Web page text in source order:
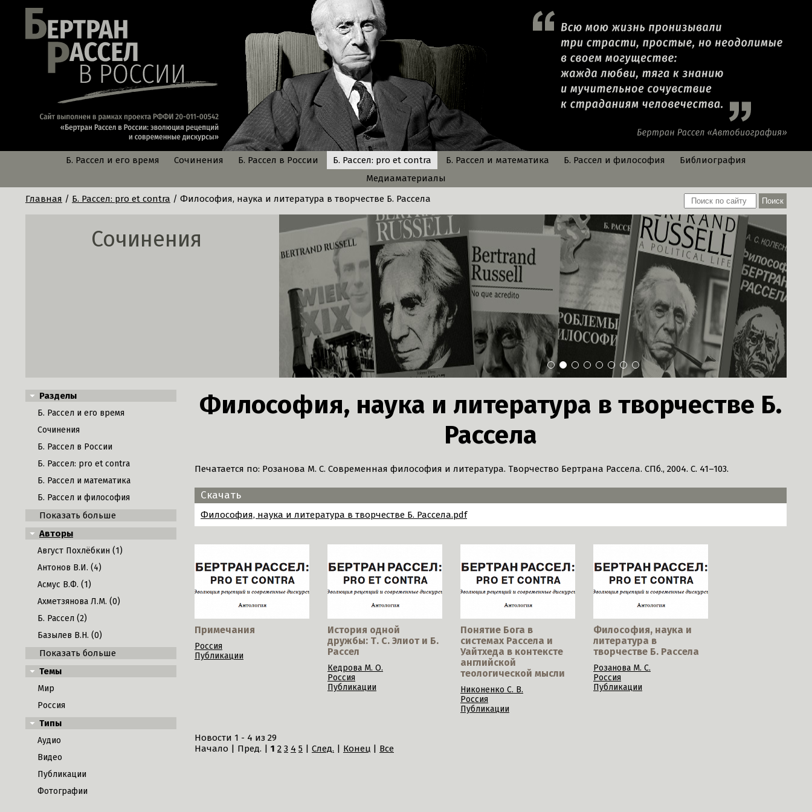
Б. Рассел и его время Сочинения Б. Рассел в России Б. Рассел: pro et contra Б. Рассел и математика Б. Рассел и философия
Библиография
Медиаматериалы
Главная / Б. Рассел: pro et contra / Философия, наука и литература в творчестве Б. Рассела
Сочинения
1 6 7 8
Разделы
Б. Рассел и его время
Сочинения
Б. Рассел в России
Б. Рассел: pro et contra
Б. Рассел и математика
Б. Рассел и философия
Показать больше
Авторы
Август Похлёбкин (1)
Антонов В.И. (4)
Асмус В.Ф. (1)
Ахметзянова Л.М. (0)
Б. Рассел (2)
Базылев В.Н. (0)
Показать больше
Темы
Мир
Россия
Типы
Аудио
Видео
Публикации
Фотографии
Философия, наука и литература в творчестве Б.
Рассела
Печатается по: Розанова М. С. Современная философия и литература. Творчество Бертрана Рассела. СПб., 2004. С. 41–103.
Скачать
Философия, наука и литература в творчестве Б. Рассела.pdf
Примечания
Россия
Публикации
История одной
дружбы: Т. С. Элиот и Б.
Рассел
Кедрова М. О.
Россия
Публикации
Понятие Бога в
системах Рассела и
Уайтхеда в контексте
английской
теологической мысли
Никоненко С. В.
Россия
Публикации
Философия, наука и
литература в
творчестве Б. Рассела
Розанова М. С.
Россия
Публикации
Новости 1 - 4 из 29
Начало | Пред. | 1 2 3 4 5 | След. | Конец | Все